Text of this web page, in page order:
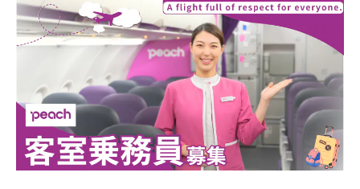
就活ノウハウが満載！ お役立ち記事・相談室など
あなたに合う仕事を診断！
就活チャンネル
動画で対策講座をチェック
就活ニュースペーパー
就活時事ニュースを更新
よくある質問
不明点があればこちら